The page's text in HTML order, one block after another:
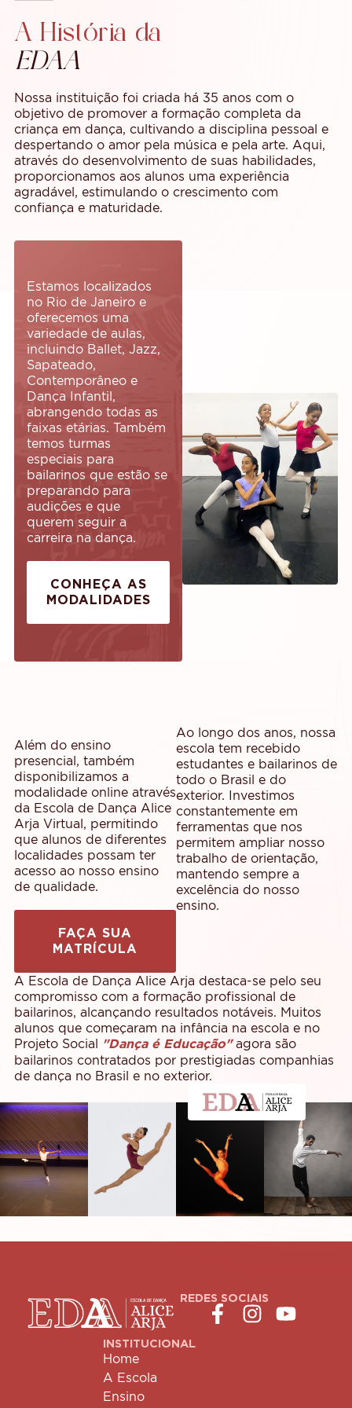
A História da
EDAA
Nossa instituição foi criada há 35 anos com o
objetivo de promover a formação completa da
criança em dança, cultivando a disciplina pessoal e
despertando o amor pela música e pela arte. Aqui,
através do desenvolvimento de suas habilidades,
proporcionamos aos alunos uma experiência
agradável, estimulando o crescimento com
confiança e maturidade.
Estamos localizados
no Rio de Janeiro e
oferecemos uma
variedade de aulas,
incluindo Ballet, Jazz,
Sapateado,
Contemporâneo e
Dança Infantil,
abrangendo todas as
faixas etárias. Também
temos turmas
especiais para
bailarinos que estão se
preparando para
audições e que
querem seguir a
carreira na dança.
CONHEÇA AS
MODALIDADES
Além do ensino
presencial, também
disponibilizamos a
modalidade online através
da Escola de Dança Alice
Arja Virtual, permitindo
que alunos de diferentes
localidades possam ter
acesso ao nosso ensino
de qualidade.
FAÇA SUA
MATRÍCULA
Ao longo dos anos, nossa
escola tem recebido
estudantes e bailarinos de
todo o Brasil e do
exterior. Investimos
constantemente em
ferramentas que nos
permitem ampliar nosso
trabalho de orientação,
mantendo sempre a
excelência do nosso
ensino.
A Escola de Dança Alice Arja destaca-se pelo seu
compromisso com a formação profissional de
bailarinos, alcançando resultados notáveis. Muitos
alunos que começaram na infância na escola e no
Projeto Social "Dança é Educação"agora são
bailarinos contratados por prestigiadas companhias
de dança no Brasil e no exterior.
REDES SOCIAIS
INSTITUCIONAL
Home
A Escola
Ensino